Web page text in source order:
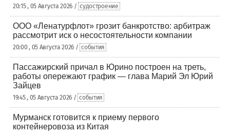
20:15 , 05 Августа 2026 / судостроение
ООО «Ленатурфлот» грозит банкротство: арбитраж
рассмотрит иск о несостоятельности компании
20:00 , 05 Августа 2026 / события
Пассажирский причал в Юрино построен на треть,
работы опережают график — глава Марий Эл Юрий
Зайцев
19:45 , 05 Августа 2026 / события
Мурманск готовится к приему первого
контейнеровоза из Китая